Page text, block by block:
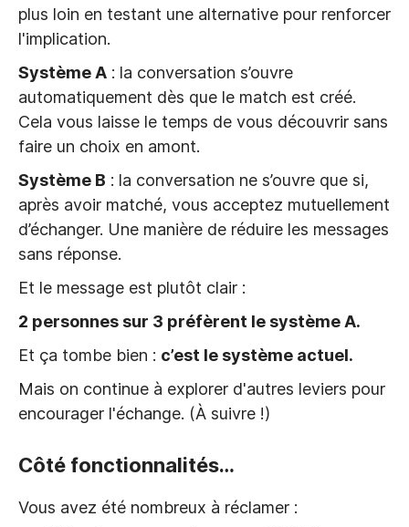
plus loin en testant une alternative pour renforcer
l'implication.
Système A : la conversation s’ouvre
automatiquement dès que le match est créé.
Cela vous laisse le temps de vous découvrir sans
faire un choix en amont.
Système B : la conversation ne s’ouvre que si,
après avoir matché, vous acceptez mutuellement
d’échanger. Une manière de réduire les messages
sans réponse.
Et le message est plutôt clair :
2 personnes sur 3 préfèrent le système A.
Et ça tombe bien : c’est le système actuel.
Mais on continue à explorer d'autres leviers pour
encourager l'échange. (À suivre !)
Côté fonctionnalités…
Vous avez été nombreux à réclamer :